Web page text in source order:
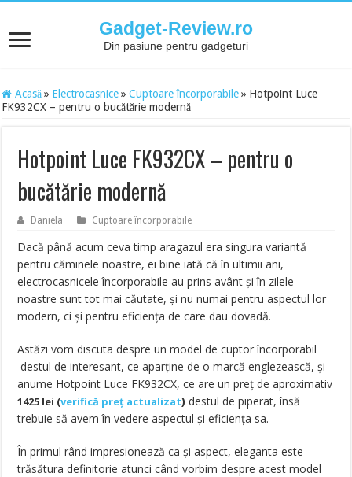
Gadget-Review.ro
Din pasiune pentru gadgeturi
Acasă » Electrocasnice » Cuptoare încorporabile » Hotpoint Luce
FK932CX – pentru o bucătărie modernă
Hotpoint Luce FK932CX – pentru o
bucătărie modernă
Daniela Cuptoare încorporabile
Dacă până acum ceva timp aragazul era singura variantă
pentru căminele noastre, ei bine iată că în ultimii ani,
electrocasnicele încorporabile au prins avânt și în zilele
noastre sunt tot mai căutate, și nu numai pentru aspectul lor
modern, ci și pentru eficiența de care dau dovadă.
Astăzi vom discuta despre un model de cuptor încorporabil
destul de interesant, ce aparține de o marcă englezească, și
anume Hotpoint Luce FK932CX, ce are un preț de aproximativ
1425 lei (verifică preț actualizat)destul de piperat, însă
trebuie să avem în vedere aspectul și eficiența sa.
În primul rând impresionează ca și aspect, eleganta este
trăsătura definitorie atunci când vorbim despre acest model